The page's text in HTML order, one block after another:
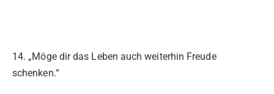
14. „Möge dir das Leben auch weiterhin Freude
schenken.“